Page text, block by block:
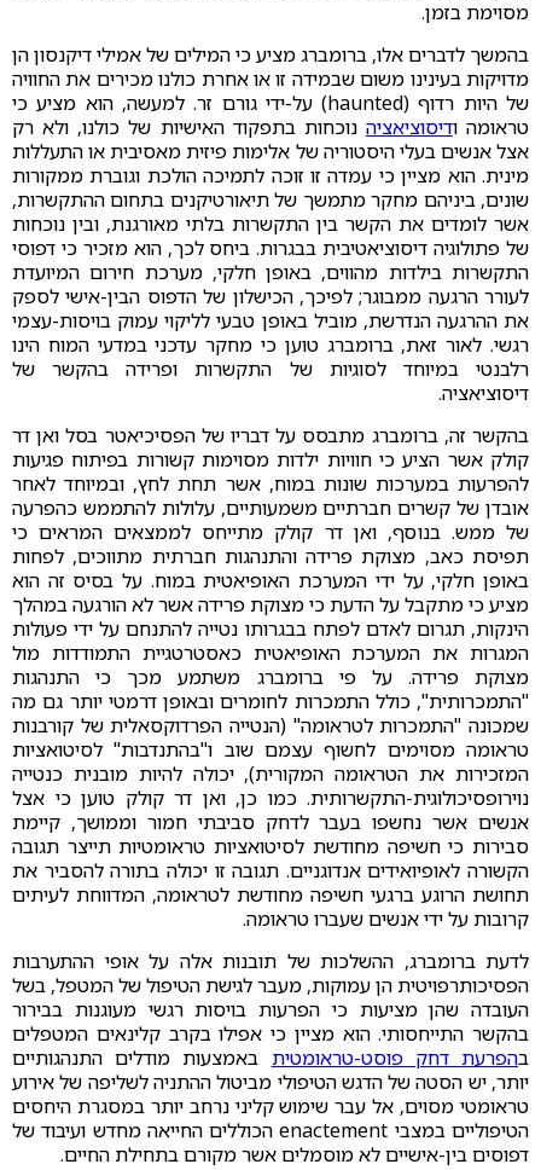
מסוימת בזמן.
בהמשך לדברים אלו, ברומברג מציע כי המילים של אמילי דיקנסון הן
מדויקות בעינינו משום שבמידה זו או אחרת כולנו מכירים את החוויה
של היות רדוף (haunted) על-ידי גורם זר. למעשה, הוא מציע כי
טראומה ודיסוציאציה נוכחות בתפקוד האישיות של כולנו, ולא רק
אצל אנשים בעלי היסטוריה של אלימות פיזית מאסיבית או התעללות
מינית. הוא מציין כי עמדה זו זוכה לתמיכה הולכת וגוברת ממקורות
שונים, ביניהם מחקר מתמשך של תיאורטיקנים בתחום ההתקשרות,
אשר לומדים את הקשר בין התקשרות בלתי מאורגנת, ובין נוכחות
של פתולוגיה דיסוציאטיבית בבגרות. ביחס לכך, הוא מזכיר כי דפוסי
התקשרות בילדות מהווים, באופן חלקי, מערכת חירום המיועדת
לעורר הרגעה ממבוגר; לפיכך, הכישלון של הדפוס הבין-אישי לספק
את ההרגעה הנדרשת, מוביל באופן טבעי לליקוי עמוק בויסות-עצמי
רגשי. לאור זאת, ברומברג טוען כי מחקר עדכני במדעי המוח הינו
רלבנטי במיוחד לסוגיות של התקשרות ופרידה בהקשר של
דיסוציאציה.
בהקשר זה, ברומברג מתבסס על דבריו של הפסיכיאטר בסל ואן דר
קולק אשר הציע כי חוויות ילדות מסוימות קשורות בפיתוח פגיעות
להפרעות במערכות שונות במוח, אשר תחת לחץ, ובמיוחד לאחר
אובדן של קשרים חברתיים משמעותיים, עלולות להתממש כהפרעה
של ממש. בנוסף, ואן דר קולק מתייחס לממצאים המראים כי
תפיסת כאב, מצוקת פרידה והתנהגות חברתית מתווכים, לפחות
באופן חלקי, על ידי המערכת האופיאטית במוח. על בסיס זה הוא
מציע כי מתקבל על הדעת כי מצוקת פרידה אשר לא הורגעה במהלך
הינקות, תגרום לאדם לפתח בבגרותו נטייה להתנחם על ידי פעולות
המגרות את המערכת האופיאטית כאסטרטגיית התמודדות מול
מצוקת פרידה. על פי ברומברג משתמע מכך כי התנהגות
"התמכרותית", כולל התמכרות לחומרים ובאופן דרמטי יותר גם מה
שמכונה "התמכרות לטראומה" (הנטייה הפרדוקסאלית של קורבנות
טראומה מסוימים לחשוף עצמם שוב ו"בהתנדבות" לסיטואציות
המזכירות את הטראומה המקורית), יכולה להיות מובנית כנטייה
נוירופסיכולוגית-התקשרותית. כמו כן, ואן דר קולק טוען כי אצל
אנשים אשר נחשפו בעבר לדחק סביבתי חמור וממושך, קיימת
סבירות כי חשיפה מחודשת לסיטואציות טראומטיות תייצר תגובה
הקשורה לאופיואידים אנדוגניים. תגובה זו יכולה בתורה להסביר את
תחושת הרוגע ברגעי חשיפה מחודשת לטראומה, המדווחת לעיתים
קרובות על ידי אנשים שעברו טראומה.
לדעת ברומברג, ההשלכות של תובנות אלה על אופי ההתערבות
הפסיכותרפויטית הן עמוקות, מעבר לגישת הטיפול של המטפל, בשל
העובדה שהן מציעות כי הפרעות בויסות רגשי מעוגנות בבירור
בהקשר התייחסותי. הוא מציין כי אפילו בקרב קלינאים המטפלים
בהפרעת דחק פוסט-טראומטית באמצעות מודלים התנהגותיים
יותר, יש הסטה של הדגש הטיפולי מביטול ההתניה לשליפה של אירוע
טראומטי מסוים, אל עבר שימוש קליני נרחב יותר במסגרת היחסים
הטיפוליים במצבי enactement הכוללים החייאה מחדש ועיבוד של
דפוסים בין-אישיים לא מוסמלים אשר מקורם בתחילת החיים.